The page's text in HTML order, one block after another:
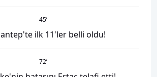
45’
ilk 11'ler belli oldu!
72’